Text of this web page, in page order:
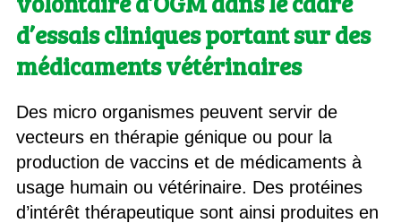
d’essais cliniques portant sur des
médicaments vétérinaires
Des micro organismes peuvent servir de
vecteurs en thérapie génique ou pour la
production de vaccins et de médicaments à
usage humain ou vétérinaire. Des protéines
d’intérêt thérapeutique sont ainsi produites en